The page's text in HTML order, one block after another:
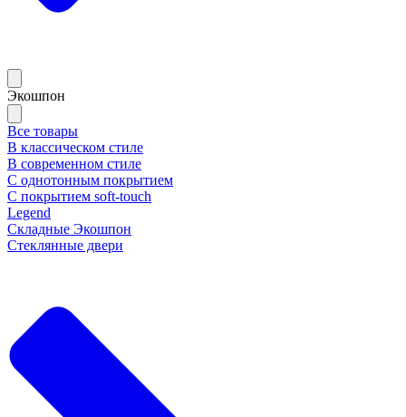
Экошпон
Все товары
В классическом стиле
В современном стиле
С однотонным покрытием
С покрытием soft-touch
Legend
Складные Экошпон
Стеклянные двери